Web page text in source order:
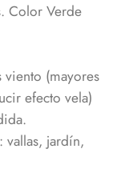
Color Verde
viento (mayores
efecto vela)
vallas, jardín,